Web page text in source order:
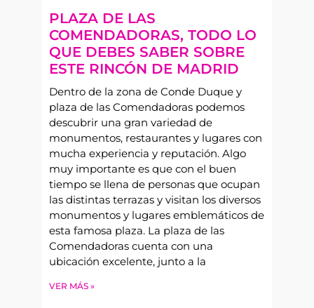
PLAZA DE LAS
COMENDADORAS, TODO LO
QUE DEBES SABER SOBRE
ESTE RINCÓN DE MADRID
Dentro de la zona de Conde Duque y
plaza de las Comendadoras podemos
descubrir una gran variedad de
monumentos, restaurantes y lugares con
mucha experiencia y reputación. Algo
muy importante es que con el buen
tiempo se llena de personas que ocupan
las distintas terrazas y visitan los diversos
monumentos y lugares emblemáticos de
esta famosa plaza. La plaza de las
Comendadoras cuenta con una
ubicación excelente, junto a la
VER MÁS »